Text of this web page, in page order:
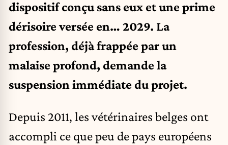
dispositif conçu sans eux et une prime
dérisoire versée en… 2029. La
profession, déjà frappée par un
malaise profond, demande la
suspension immédiate du projet.
Depuis 2011, les vétérinaires belges ont
accompli ce que peu de pays européens